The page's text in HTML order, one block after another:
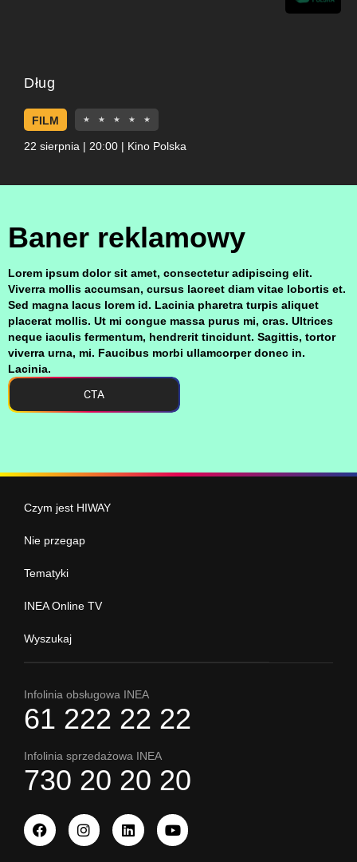
Dług
FILM ★ ★ ★ ★ ★
22 sierpnia | 20:00 | Kino Polska
Baner reklamowy
Lorem ipsum dolor sit amet, consectetur adipiscing elit.
Viverra mollis accumsan, cursus laoreet diam vitae lobortis et.
Sed magna lacus lorem id. Lacinia pharetra turpis aliquet
placerat mollis. Ut mi congue massa purus mi, cras. Ultrices
neque iaculis fermentum, hendrerit tincidunt. Sagittis, tortor
viverra urna, mi. Faucibus morbi ullamcorper donec in.
Lacinia.
CTA
Czym jest HIWAY
Nie przegap
Tematyki
INEA Online TV
Wyszukaj
Infolinia obsługowa INEA
61 222 22 22
Infolinia sprzedażowa INEA
730 20 20 20